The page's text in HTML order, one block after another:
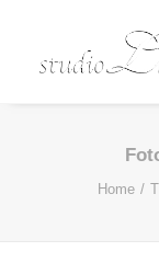
Home